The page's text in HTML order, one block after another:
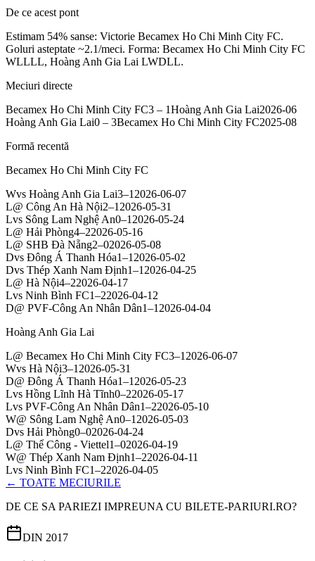
De ce acest pont
Estimam 54% sanse: Victorie Becamex Ho Chi Minh City FC.
Goluri asteptate ~2.1/meci. Forma: Becamex Ho Chi Minh City FC
WLLLL, Hoàng Anh Gia Lai LWDLL.
Meciuri directe
Becamex Ho Chi Minh City FC3 – 1Hoàng Anh Gia Lai2026-06
Hoàng Anh Gia Lai0 – 3Becamex Ho Chi Minh City FC2025-08
Formă recentă
Becamex Ho Chi Minh City FC
Wvs Hoàng Anh Gia Lai3–1 2026-06-07
L@ Công An Hà Nội2–1 2026-05-31
Lvs Sông Lam Nghệ An0–1 2026-05-24
L@ Hải Phòng4–22026-05-16
L@ SHB Đà Nẵng2–02026-05-08
Dvs Đông Á Thanh Hóa1–1 2026-05-02
Dvs Thép Xanh Nam Định1–1 2026-04-25
L@ Hà Nội4–22026-04-17
Lvs Ninh Bình FC1–22026-04-12
D@ PVF-Công An Nhân Dân1–1 2026-04-04
Hoàng Anh Gia Lai
L@ Becamex Ho Chi Minh City FC3–1 2026-06-07
Wvs Hà Nội3–1 2026-05-31
D@ Đông Á Thanh Hóa1–1 2026-05-23
Lvs Hồng Lĩnh Hà Tĩnh0–22026-05-17
Lvs PVF-Công An Nhân Dân1–22026-05-10
W@ Sông Lam Nghệ An0–1 2026-05-03
Dvs Hải Phòng0–02026-04-24
L@ Thể Công - Viettel1–02026-04-19
W@ Thép Xanh Nam Định1–22026-04-11
Lvs Ninh Bình FC1–22026-04-05
← TOATE MECIURILE
DE CE SA PARIEZI IMPREUNA CU BILETE-PARIURI.RO?
DIN 2017